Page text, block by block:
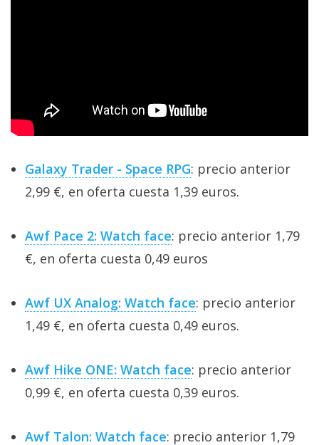
Galaxy Trader - Space RPG: precio anterior
2,99 €, en oferta cuesta 1,39 euros.
Awf Pace 2: Watch face: precio anterior 1,79
€, en oferta cuesta 0,49 euros
Awf UX Analog: Watch face: precio anterior
1,49 €, en oferta cuesta 0,49 euros.
Awf Hike ONE: Watch face: precio anterior
0,99 €, en oferta cuesta 0,39 euros.
Awf Talon: Watch face: precio anterior 1,79